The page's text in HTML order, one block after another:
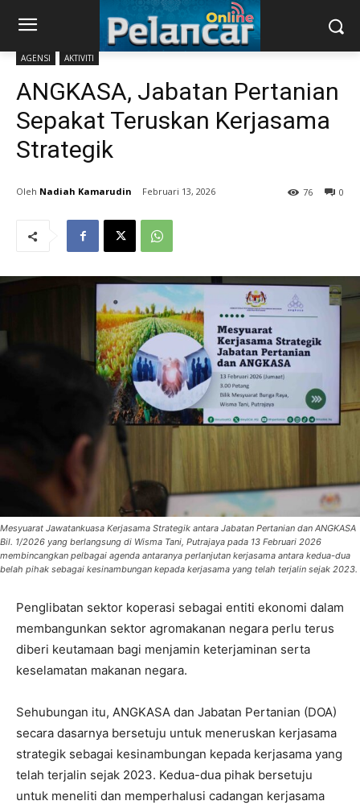
AGENSI AKTIVITI
ANGKASA, Jabatan Pertanian
Sepakat Teruskan Kerjasama
Strategik
Nadiah Kamarudin Februari 13, 2026 0
76
Mesyuarat Jawatankuasa Kerjasama Strategik antara Jabatan Pertanian dan ANGKASA
Bil. 1/2026 yang berlangsung di Wisma Tani, Putrajaya pada 13 Februari 2026
membincangkan pelbagai agenda antaranya perlanjutan kerjasama antara kedua-dua
belah pihak sebagai kesinambungan kepada kerjasama yang telah terjalin sejak 2023.
Penglibatan sektor koperasi sebagai entiti ekonomi dalam
membangunkan sektor agromakanan negara perlu terus
diberi keutamaan bagi menjamin keterjaminan serta
keselamatan makanan negara.
Sehubungan itu, ANGKASA dan Jabatan Pertanian (DOA)
secara dasarnya bersetuju untuk meneruskan kerjasama
strategik sebagai kesinambungan kepada kerjasama yang
telah terjalin sejak 2023. Kedua-dua pihak bersetuju
untuk meneliti dan memperhalusi cadangan kerjasama